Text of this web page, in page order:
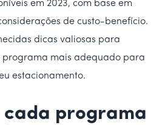
em 2023, com base em
de custo-benefício.
dicas valiosas para
mais adequado para
estacionamento.
cada programa